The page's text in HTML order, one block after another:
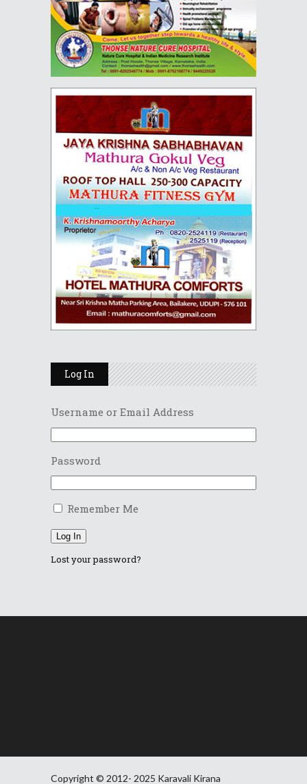
Log In
Username or Email Address
Password
Remember Me
Log In
Lost your password?
Copyright © 2012- 2025 Karavali Kirana